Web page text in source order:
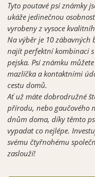
Tyto poutavé psí známky
ukáže jedinečnou
vyrobeny z vysoce
Na výběr je 10 zábavných
najít perfektní kombinaci
pejska. Psí známku
mazlíčka a kontaktními
cestu domů.
Ať už máte dobrodružné
přírodu, nebo gaučového
dnům doma, díky těmto
vypadat co nejlépe.
svému čtyřnohému
zaslouží!